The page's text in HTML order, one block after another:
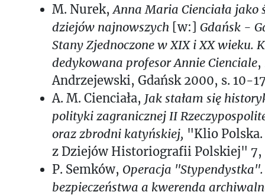
M. Nurek, Anna Maria Cienciała jako
dziejów najnowszych [w:] Gdańsk -
Stany Zjednoczone w XIX i XX wieku.
dedykowana profesor Annie Cienciale,
Andrzejewski, Gdańsk 2000, s. 10-
A. M. Cienciała, Jak stałam się
polityki zagranicznej II
oraz zbrodni katyńskiej, "Klio
z Dziejów Historiografii Polskiej" 7,
P. Semków, Operacja "Stypendystka".
bezpieczeństwa a kwerenda